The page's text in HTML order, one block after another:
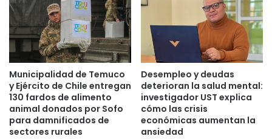
r
j
a
o
n
u
n
c
u
Municipalidad de Temuco
y Ejército de Chile entregan
130 fardos de alimento
animal donados por Sofo
para damnificados de
sectores rurales
Desempleo y deudas
deterioran la salud mental:
investigador UST explica
cómo las crisis
económicas aumentan la
ansiedad